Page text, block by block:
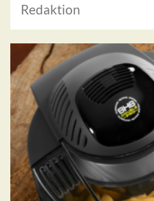
Redaktion